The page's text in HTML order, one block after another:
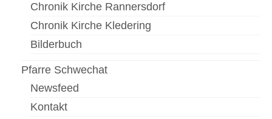
Chronik Kirche Rannersdorf
Chronik Kirche Kledering
Bilderbuch
Pfarre Schwechat
Newsfeed
Kontakt